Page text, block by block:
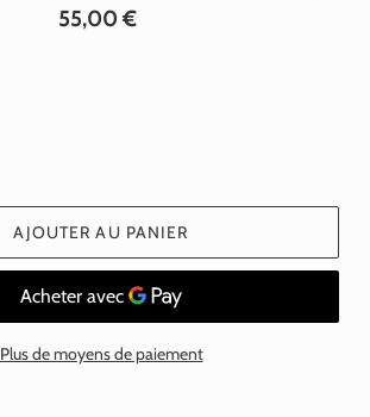
Prix
55,00 €
AJOUTER AU PANIER
Plus de moyens de paiement